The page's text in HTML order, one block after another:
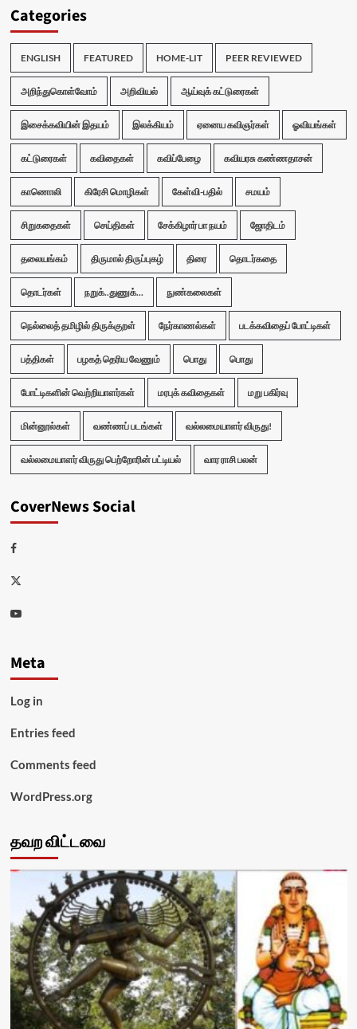
Categories
ENGLISH FEATURED HOME-LIT PEER REVIEWED
அறிந்துகொள்வோம் அறிவியல் ஆய்வுக் கட்டுரைகள்
இசைக்கவியின் இதயம் இலக்கியம் ஏனைய கவிஞர்கள் ஓவியங்கள்
கட்டுரைகள் கவிதைகள் கவிப்பேழை கவியரசு கண்ணதாசன்
காணொலி கிரேசி மொழிகள் கேள்வி-பதில் சமயம்
சிறுகதைகள் செய்திகள் சேக்கிழார் பா நயம் ஜோதிடம்
தலையங்கம் திருமால் திருப்புகழ் திரை தொடர்கதை
தொடர்கள் நறுக்..துணுக்... நுண்கலைகள்
நெல்லைத் தமிழில் திருக்குறள் நேர்காணல்கள் படக்கவிதைப் போட்டிகள்
பத்திகள் பழகத் தெரிய வேணும் பொது பொது
போட்டிகளின் வெற்றியாளர்கள் மரபுக் கவிதைகள் மறு பகிர்வு
மின்னூல்கள் வண்ணப் படங்கள் வல்லமையாளர் விருது!
வல்லமையாளர் விருது பெற்றோரின் பட்டியல் வார ராசி பலன்
CoverNews Social
Facebook
Twitter
Youtube
Meta
Log in
Entries feed
Comments feed
WordPress.org
தவற விட்டவை